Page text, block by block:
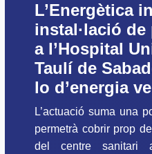
L’Energètica
instal·lació
a l’Hospital
Taulí de
lo d’energia
L’actuació suma una
permetrà cobrir prop
del centre sanitari